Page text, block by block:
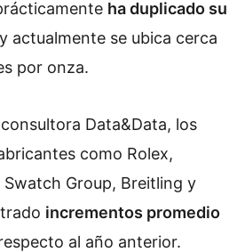
ha duplicado su
y actualmente se ubica cerca
por onza.
Data&Data, los
como Rolex,
Swatch Group, Breitling y
incrementos promedio
al año anterior.